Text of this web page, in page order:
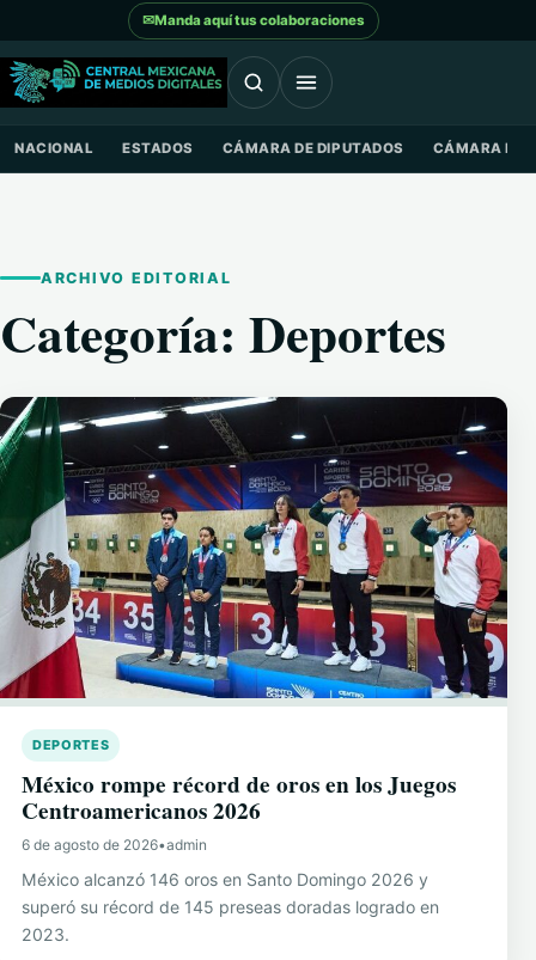
Saltar al contenido
✉Manda aquí tus colaboraciones
NACIONAL ESTADOS CÁMARA DE DIPUTADOS CÁMARA DE
ARCHIVO EDITORIAL
Categoría: Deportes
DEPORTES
México rompe récord de oros en los Juegos
Centroamericanos 2026
6 de agosto de 2026•admin
México alcanzó 146 oros en Santo Domingo 2026 y
superó su récord de 145 preseas doradas logrado en
2023.